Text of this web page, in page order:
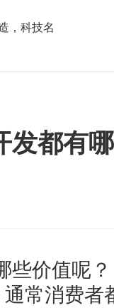
，科技名
发都有
些价值呢？
常消费